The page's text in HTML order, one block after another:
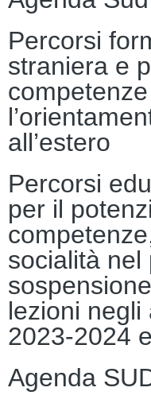
Percorsi
straniera e
all’estero
Percorsi
per il
socialità nel
lezioni negli
2023-2024
Agenda